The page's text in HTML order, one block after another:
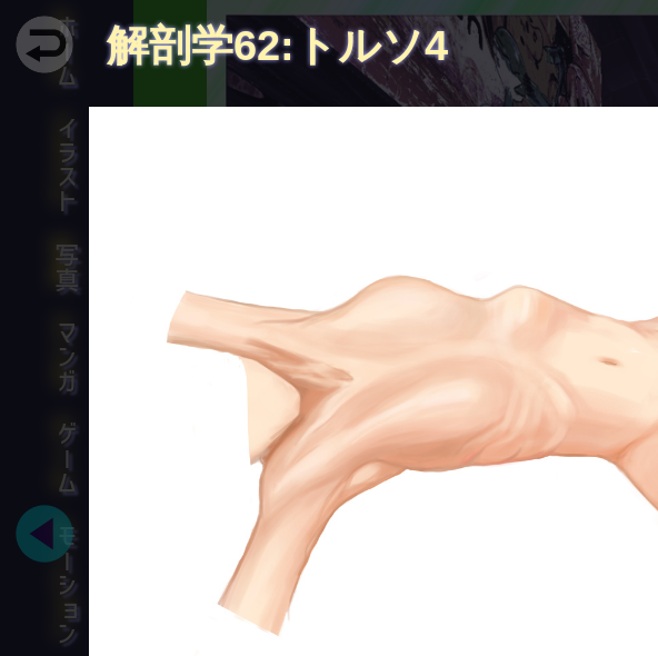
ホーム
イラスト
写真
マンガ
ゲーム
モーション
アルバート・アインシュタイン
解剖学62:トルソ4